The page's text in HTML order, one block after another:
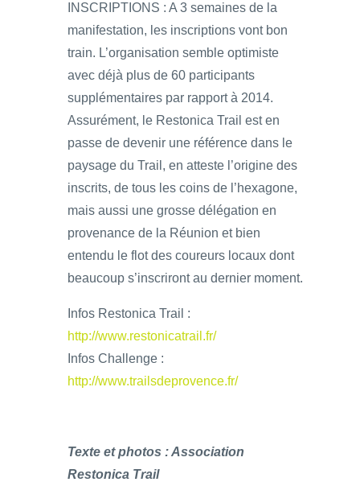
INSCRIPTIONS : A 3 semaines de la
manifestation, les inscriptions vont bon
train. L’organisation semble optimiste
avec déjà plus de 60 participants
supplémentaires par rapport à 2014.
Assurément, le Restonica Trail est en
passe de devenir une référence dans le
paysage du Trail, en atteste l’origine des
inscrits, de tous les coins de l’hexagone,
mais aussi une grosse délégation en
provenance de la Réunion et bien
entendu le flot des coureurs locaux dont
beaucoup s’inscriront au dernier moment.
Infos Restonica Trail :
http://www.restonicatrail.fr/
Infos Challenge :
http://www.trailsdeprovence.fr/
Texte et photos : Association
Restonica Trail